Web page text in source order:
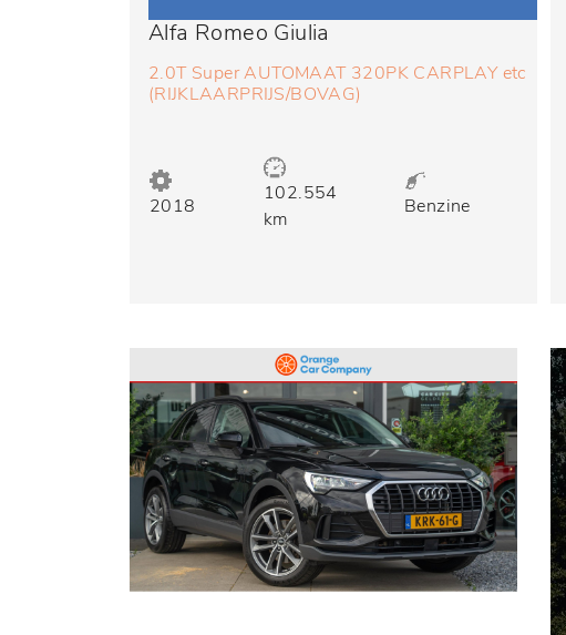
Alfa Romeo Giulia
2.0T Super AUTOMAAT 320PK CARPLAY etc
(RIJKLAARPRIJS/BOVAG)
2018
102.554
km
Benzine